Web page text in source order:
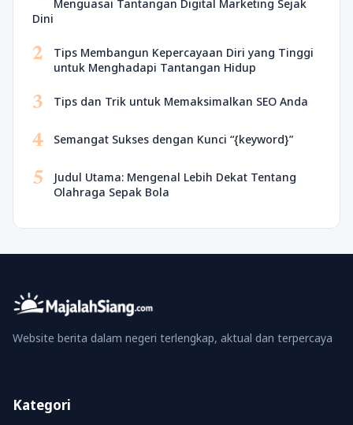
Menguasai Tantangan Digital Marketing Sejak
Dini
2
Tips Membangun Kepercayaan Diri yang Tinggi
untuk Menghadapi Tantangan Hidup
3 Tips dan Trik untuk Memaksimalkan SEO Anda
4 Semangat Sukses dengan Kunci “{keyword}”
5
Judul Utama: Mengenal Lebih Dekat Tentang
Olahraga Sepak Bola
Website berita dalam negeri terlengkap, aktual dan terpercaya
Kategori